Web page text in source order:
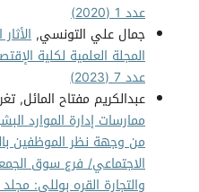
عدد 1 (2020)
جمال علي التونسي,
عدد 7 (2023)
عبدالكريم مفتاح المائل,
ممارسات إدارة الموارد
من وجهة نظر الموظفين
الاجتماعي/ فرع سوق
والتجارة القره بوللي: مجلد 5 عدد 09 (2024)